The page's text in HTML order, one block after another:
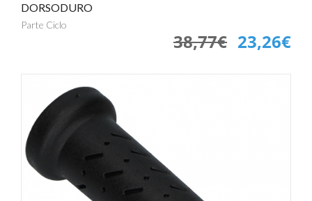
DORSODURO
Parte Ciclo
23,26€
38,77€